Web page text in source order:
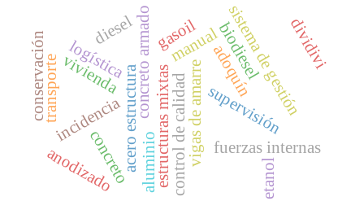
estructuras mixtas
concreto armado
acero estructura
incidencia vigas de amarre fuerzas internas
sistema de gestión
control de calidad supervisión
vivienda
manualadoquín
concreto
logística
transporte
biodiesel
etanol
gasoil
diesel
conservación
aluminio
anodizado
dividivi